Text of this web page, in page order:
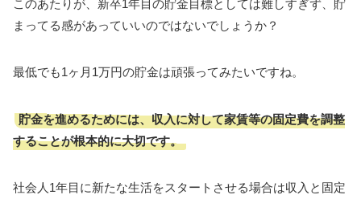
このあたりが、新卒1年目の貯金目標としては難しすぎず、貯
まってる感があっていいのではないでしょうか？
最低でも1ヶ月1万円の貯金は頑張ってみたいですね。
貯金を進めるためには、収入に対して家賃等の固定費を調整
することが根本的に大切です。
社会人1年目に新たな生活をスタートさせる場合は収入と固定